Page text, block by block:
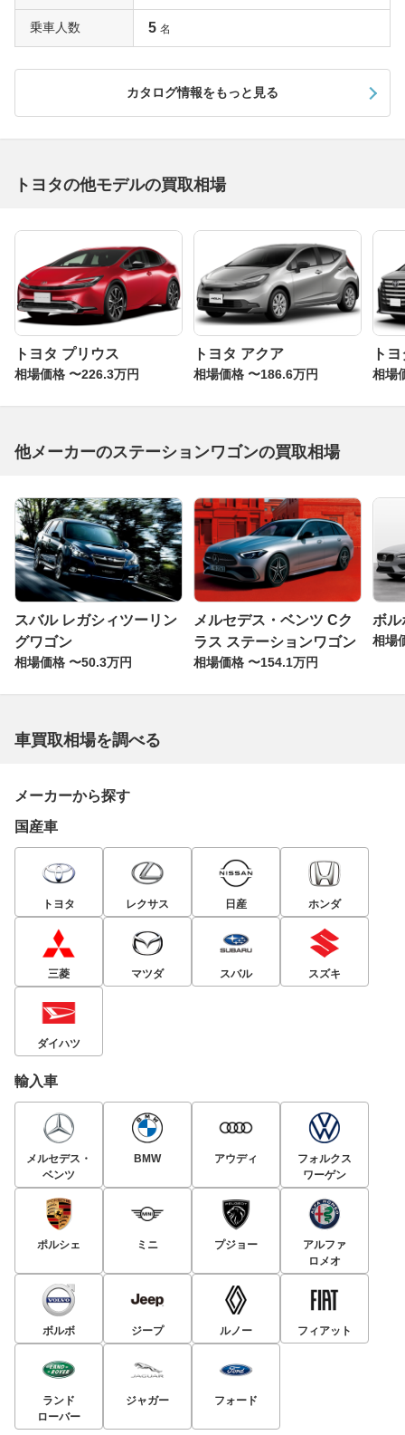
乗車人数 5 名
カタログ情報をもっと見る
トヨタの他モデルの買取相場
トヨタ プリウス
相場価格 〜226.3万円
トヨタ アクア
相場価格 〜186.6万円
ト
相場
他メーカーのステーションワゴンの買取相場
スバル レガシィツーリン
グワゴン
相場価格 〜50.3万円
メルセデス・ベンツ Cク
ラス ステーションワゴン
相場価格 〜154.1万円
ボル
相場
車買取相場を調べる
メーカーから探す
国産車
トヨタ レクサス 日産 ホンダ
三菱 マツダ スバル スズキ
ダイハツ
輸入車
メルセデス・
ベンツ
BMW アウディ
フォルクス
ワーゲン
ポルシェ ミニ プジョー
アルファ
ロメオ
ボルボ ジープ ルノー フィアット
ランド
ローバー
ジャガー フォード